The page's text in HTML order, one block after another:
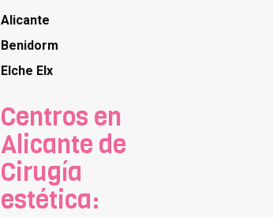
Alicante
Benidorm
Elche Elx
Centros en
Alicante de
Cirugía
estética: